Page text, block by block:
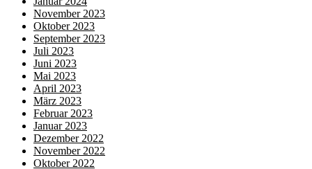
November 2023
Oktober 2023
September 2023
Juli 2023
Juni 2023
Mai 2023
April 2023
März 2023
Februar 2023
Januar 2023
Dezember 2022
November 2022
Oktober 2022